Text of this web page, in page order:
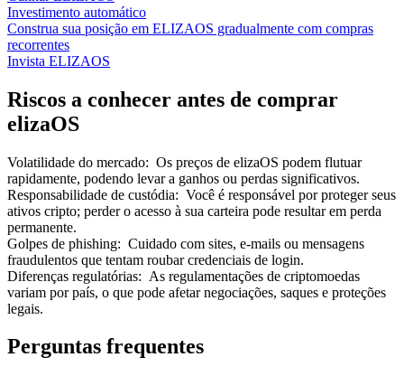
Investimento automático
Construa sua posição em ELIZAOS gradualmente com compras
recorrentes
Invista ELIZAOS
Riscos a conhecer antes de comprar
elizaOS
Volatilidade do mercado: Os preços de elizaOS podem flutuar
rapidamente, podendo levar a ganhos ou perdas significativos.
Responsabilidade de custódia: Você é responsável por proteger seus
ativos cripto; perder o acesso à sua carteira pode resultar em perda
permanente.
Golpes de phishing: Cuidado com sites, e-mails ou mensagens
fraudulentos que tentam roubar credenciais de login.
Diferenças regulatórias: As regulamentações de criptomoedas
variam por país, o que pode afetar negociações, saques e proteções
legais.
Perguntas frequentes